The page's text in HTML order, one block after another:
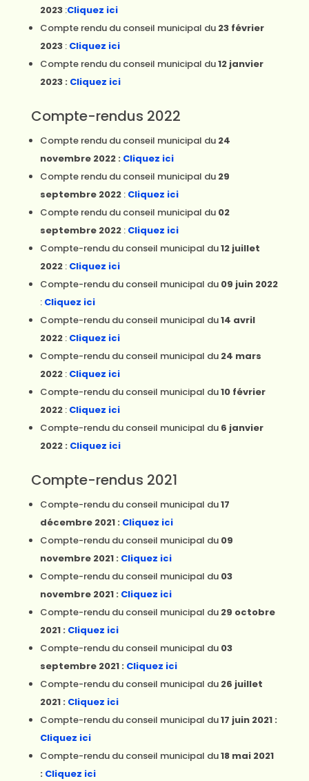
2023:Cliquez ici
Compte rendu du conseil municipal du 23 février
2023: Cliquez ici
Compte rendu du conseil municipal du12 janvier
2023 : Cliquez ici
Compte-rendus 2022
Compte rendu du conseil municipal du 24
novembre 2022 : Cliquez ici
Compte rendu du conseil municipal du 29
septembre 2022: Cliquez ici
Compte rendu du conseil municipal du 02
septembre 2022: Cliquez ici
Compte-rendu du conseil municipal du12 juillet
2022: Cliquez ici
Compte-rendu du conseil municipal du 09 juin 2022
: Cliquez ici
Compte-rendu du conseil municipal du14 avril
2022: Cliquez ici
Compte-rendu du conseil municipal du 24 mars
2022: Cliquez ici
Compte-rendu du conseil municipal du10 février
2022: Cliquez ici
Compte-rendu du conseil municipal du 6 janvier
2022 : Cliquez ici
Compte-rendus 2021
Compte-rendu du conseil municipal du17
décembre 2021 : Cliquez ici
Compte-rendu du conseil municipal du 09
novembre 2021 : Cliquez ici
Compte-rendu du conseil municipal du 03
novembre 2021 : Cliquez ici
Compte-rendu du conseil municipal du 29 octobre
2021 : Cliquez ici
Compte-rendu du conseil municipal du 03
septembre 2021 : Cliquez ici
Compte-rendu du conseil municipal du 26 juillet
2021 : Cliquez ici
Compte-rendu du conseil municipal du17 juin 2021 :
Cliquez ici
Compte-rendu du conseil municipal du18 mai 2021
: Cliquez ici